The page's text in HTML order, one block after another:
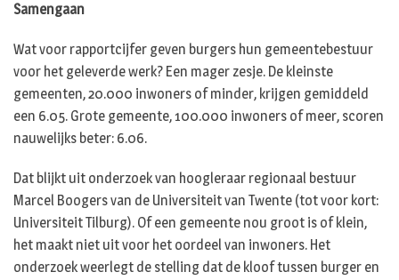
Samengaan
Wat voor rapportcijfer geven burgers hun gemeentebestuur
voor het geleverde werk? Een mager zesje. De kleinste
gemeenten, 20.000 inwoners of minder, krijgen gemiddeld
een 6.05. Grote gemeente, 100.000 inwoners of meer, scoren
nauwelijks beter: 6.06.
Dat blijkt uit onderzoek van hoogleraar regionaal bestuur
Marcel Boogers van de Universiteit van Twente (tot voor kort:
Universiteit Tilburg). Of een gemeente nou groot is of klein,
het maakt niet uit voor het oordeel van inwoners. Het
onderzoek weerlegt de stelling dat de kloof tussen burger en